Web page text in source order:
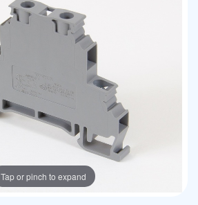
Tap or pinch to expand